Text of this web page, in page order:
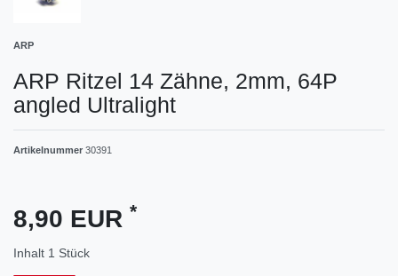
ARP
ARP Ritzel 14 Zähne, 2mm, 64P
angled Ultralight
Artikelnummer 30391
8,90 EUR *
Inhalt 1 Stück